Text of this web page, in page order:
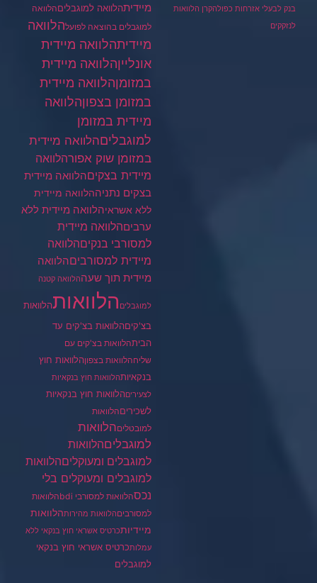
בנק לבעלי אזרחות כפולהקרן הלוואות
לנזקקים
מיידיתהלוואה למוגבליםהלוואה
למוגבלים בהוצאה לפועלהלוואה
מיידיתהלוואה מיידית
אונלייןהלוואה מיידית
במזומןהלוואה מיידית
במזומן בצפוןהלוואה
מיידית במזומן
למוגבליםהלוואה מיידית
במזומן שוק אפורהלוואה
מיידית בצקיםהלוואה מיידית
בצקים נתניההלוואה מיידית
ללא אשראיהלוואה מיידית ללא
ערביםהלוואה מיידית
למסורבי בנקיםהלוואה
מיידית למסורביםהלוואה
מיידית תוך שעההלוואה קטנה
למוגבלים הלוואותהלוואות
בצ'קיםהלוואות בצ'קים עד
הביתהלוואות בצ'קים עם
שליחהלוואות בצפוןהלוואות חוץ
בנקאיותהלוואות חוץ בנקאיות
לצעיריםהלוואות חוץ בנקאיות
לשכיריםהלוואות
למובטליםהלוואות
למוגבליםהלוואות
למוגבלים ומעוקליםהלוואות
למוגבלים ומעוקלים בלי
נכסהלוואות למסורבי bdi
הלוואות
למסורביםהלוואות מהירותהלוואות
מיידיותכרטיס אשראי חוץ בנקאי ללא
עמלותכרטיס אשראי חוץ בנקאי
למוגבלים